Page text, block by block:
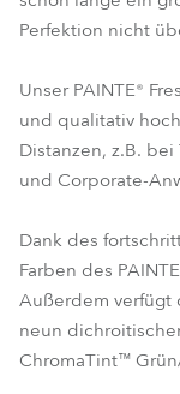
Perfektion nicht
Unser PAINTE®
und qualitativ
Distanzen, z.B.
und Corporate-
Dank des
Farben des
Außerdem verfügt
neun
ChromaTint™